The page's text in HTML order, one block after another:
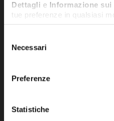
Dettagli e Informazione sui
tue preferenze in qualsiasi
precedentemente
delNecessari
Preferenze
Statistiche
441,34€